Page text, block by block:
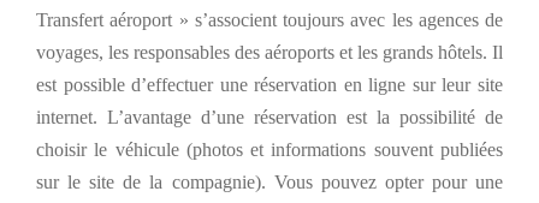
Transfert aéroport » s’associent toujours avec les agences de
voyages, les responsables des aéroports et les grands hôtels. Il
est possible d’effectuer une réservation en ligne sur leur site
internet. L’avantage d’une réservation est la possibilité de
choisir le véhicule (photos et informations souvent publiées
sur le site de la compagnie). Vous pouvez opter pourune